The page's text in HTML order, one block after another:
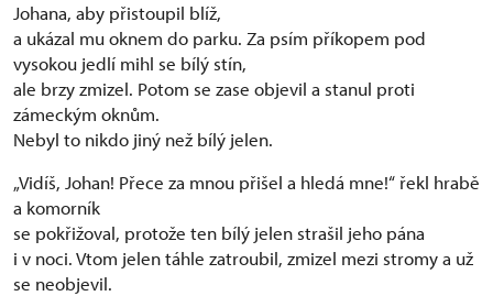
Johana, aby přistoupil blíž,
a ukázal mu oknem do parku. Za psím příkopem pod
vysokou jedlí mihl se bílý stín,
ale brzy zmizel. Potom se zase objevil a stanul proti
zámeckým oknům.
Nebyl to nikdo jiný než bílý jelen.
„Vidíš, Johan! Přece za mnou přišel a hledá mne!“ řekl hrabě
a komorník
se pokřižoval, protože ten bílý jelen strašil jeho pána
i v noci. Vtom jelen táhle zatroubil, zmizel mezi stromy a už
se neobjevil.